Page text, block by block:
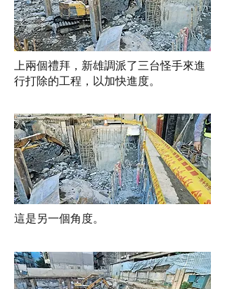
上兩個禮拜，新雄調派了三台怪手來進
行打除的工程，以加快進度。
這是另一個角度。